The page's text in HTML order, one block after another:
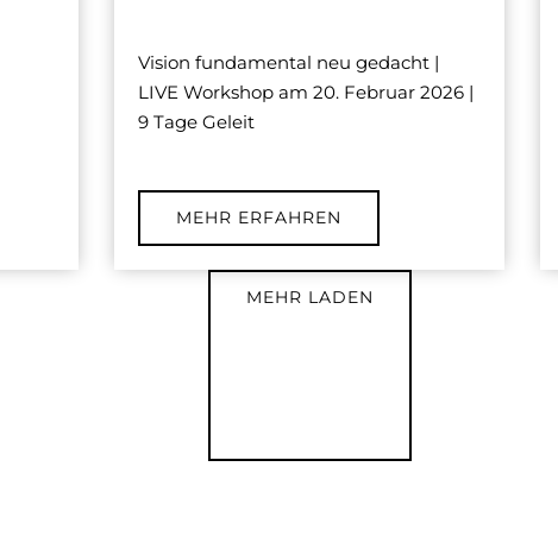
Vision fundamental neu gedacht |
LIVE Workshop am 20. Februar 2026 |
9 Tage Geleit
MEHR ERFAHREN
MEHR LADEN